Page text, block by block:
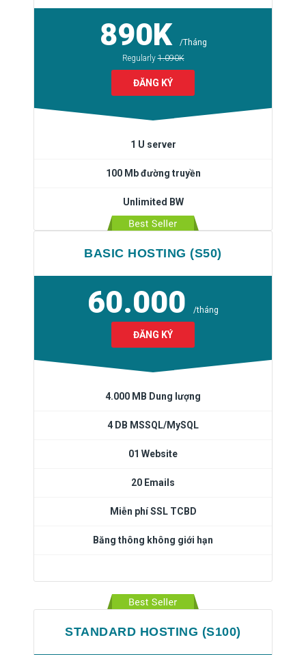
890K
/Tháng
Regularly1.090K
ĐĂNG KÝ
1 U server
100 Mb đường truyền
Unlimited BW
BASIC HOSTING (S50)
60.000 /tháng
ĐĂNG KÝ
4.000 MB Dung lượng
4 DB MSSQL/MySQL
01 Website
20 Emails
Miễn phí SSL TCBD
Băng thông không giới hạn
STANDARD HOSTING (S100)